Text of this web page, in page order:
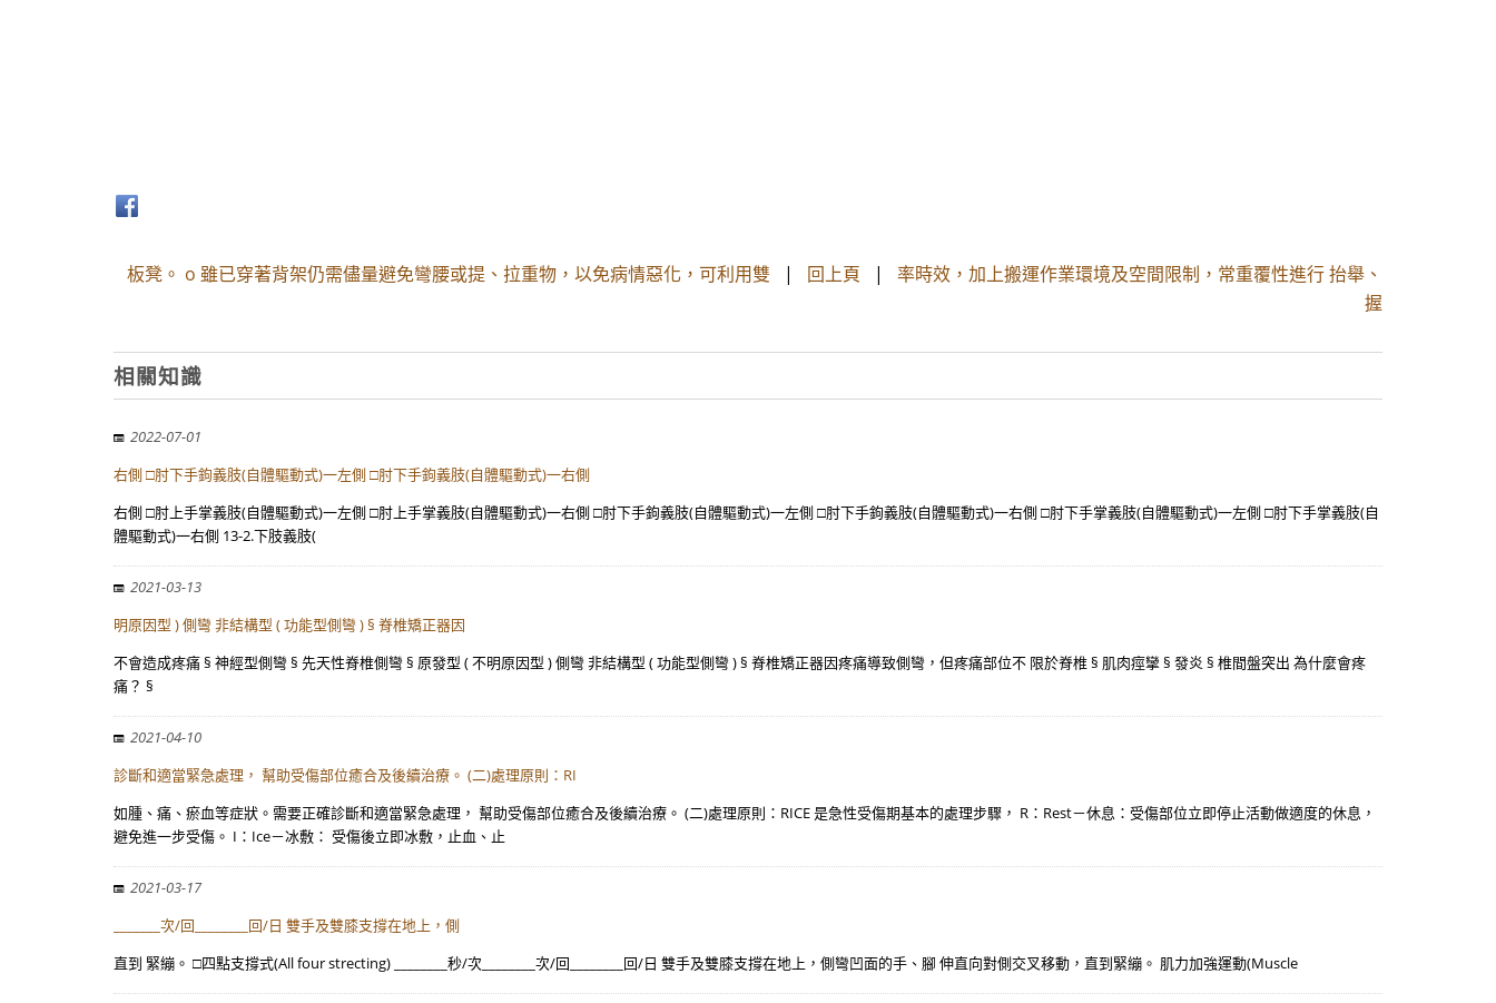
板凳。 o 雖已穿著背架仍需儘量避免彎腰或提、拉重物，以免病情惡化，可利用雙 | 回上頁 | 率時效，加上搬運作業環境及空間限制，常重覆性進行 抬舉、
握
相關知識
2022-07-01
右側 □肘下手鉤義肢(自體驅動式)一左側 □肘下手鉤義肢(自體驅動式)一右側
右側 □肘上手掌義肢(自體驅動式)一左側 □肘上手掌義肢(自體驅動式)一右側 □肘下手鉤義肢(自體驅動式)一左側 □肘下手鉤義肢(自體驅動式)一右側 □肘下手掌義肢(自體驅動式)一左側 □肘下手掌義肢(自
體驅動式)一右側 13-2.下肢義肢(
2021-03-13
明原因型 ) 側彎 非結構型 ( 功能型側彎 ) § 脊椎矯正器因
不會造成疼痛 § 神經型側彎 § 先天性脊椎側彎 § 原發型 ( 不明原因型 ) 側彎 非結構型 ( 功能型側彎 ) § 脊椎矯正器因疼痛導致側彎，但疼痛部位不 限於脊椎 § 肌肉痙攣 § 發炎 § 椎間盤突出 為什麼會疼
痛？ §
2021-04-10
診斷和適當緊急處理， 幫助受傷部位癒合及後續治療。 (二)處理原則：RI
如腫、痛、瘀血等症狀。需要正確診斷和適當緊急處理， 幫助受傷部位癒合及後續治療。 (二)處理原則：RICE 是急性受傷期基本的處理步驟， R：Rest－休息：受傷部位立即停止活動做適度的休息，
避免進一步受傷。 I：Ice－冰敷： 受傷後立即冰敷，止血、止
2021-03-17
_______次/回________回/日 雙手及雙膝支撐在地上，側
直到 緊繃。 □四點支撐式(All four strecting) ________秒/次________次/回________回/日 雙手及雙膝支撐在地上，側彎凹面的手、腳 伸直向對側交叉移動，直到緊繃。 肌力加強運動(Muscle